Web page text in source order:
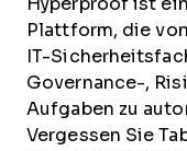
Hyperproof ist
Plattform, die
IT-
Governance-,
Aufgaben zu
Vergessen Sie